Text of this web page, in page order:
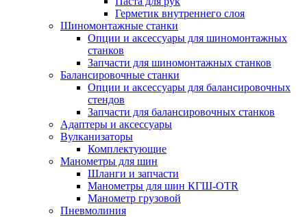
Герметик внутреннего слоя
Шиномонтажные станки
Опции и аксессуары для шиномонтажных
станков
Запчасти для шиномонтажных станков
Балансировочные станки
Опции и аксессуары для балансировочных
стендов
Запчасти для балансировочных станков
Адаптеры и аксессуары
Вулканизаторы
Комплектующие
Манометры для шин
Шланги и запчасти
Манометры для шин КГШ-OTR
Манометр грузовой
Пневмолиния